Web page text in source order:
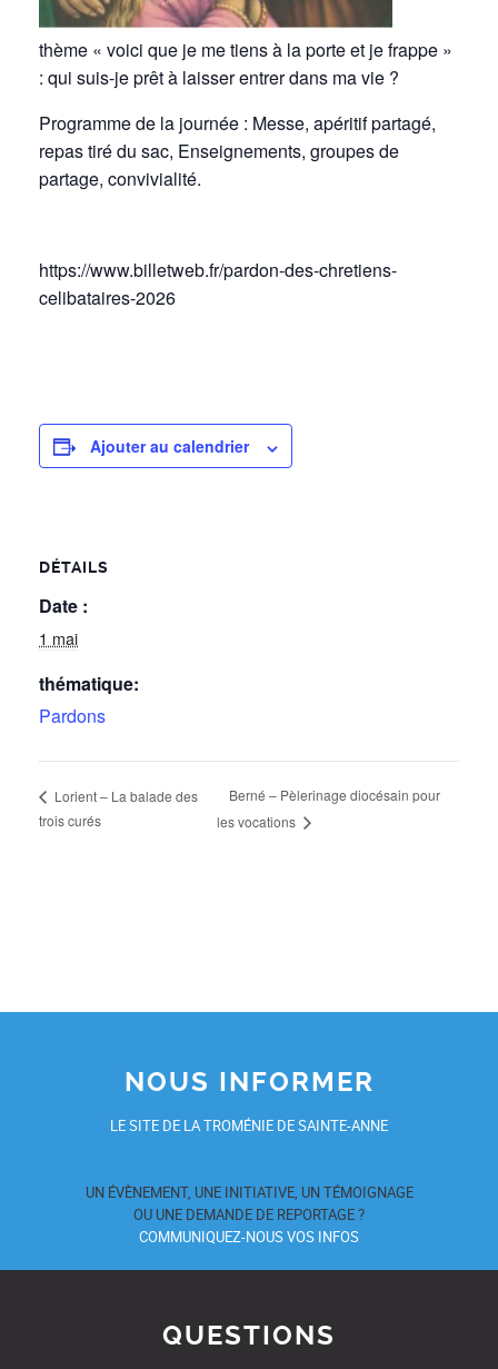
thème « voici que je me tiens à la porte et je frappe »
: qui suis-je prêt à laisser entrer dans ma vie ?
Programme de la journée : Messe, apéritif partagé,
repas tiré du sac, Enseignements, groupes de
partage, convivialité.
https://www.billetweb.fr/pardon-des-chretiens-
celibataires-2026
Ajouter au calendrier
DÉTAILS
Date :
1 mai
thématique:
Pardons
Lorient – La balade des
trois curés
Berné – Pèlerinage diocésain pour
les vocations
NOUS INFORMER
LE SITE DE LA TROMÉNIE DE SAINTE-ANNE
UN ÉVÈNEMENT, UNE INITIATIVE, UN TÉMOIGNAGE
OU UNE DEMANDE DE REPORTAGE ?
COMMUNIQUEZ-NOUS VOS INFOS
QUESTIONS